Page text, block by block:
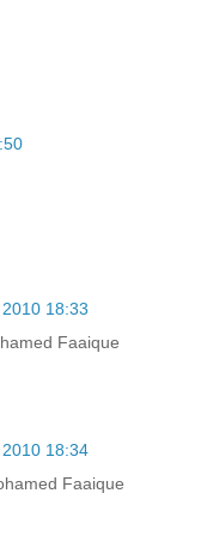
18:33
Faaique
18:34
Faaique